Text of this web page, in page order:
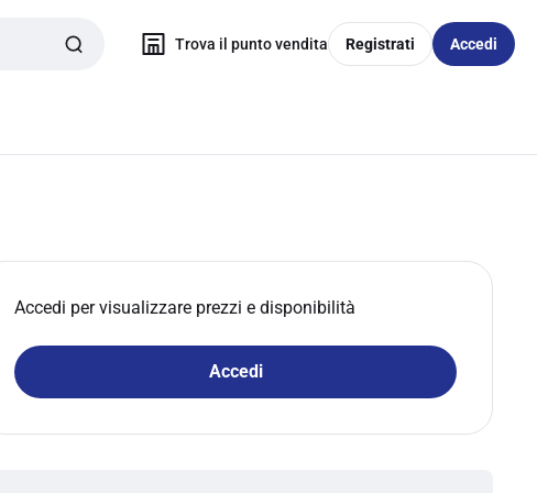
Trova il punto vendita Registrati Accedi
Accedi per visualizzare prezzi e disponibilità
Accedi